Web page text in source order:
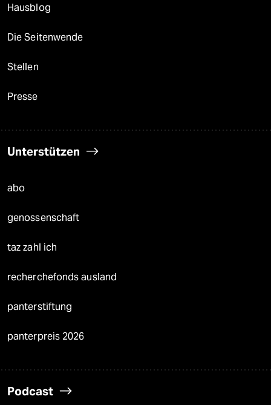
Hausblog
Die Seitenwende
Stellen
Presse
Unterstützen
abo
genossenschaft
taz zahl ich
recherchefonds ausland
panterstiftung
panterpreis 2026
Podcast